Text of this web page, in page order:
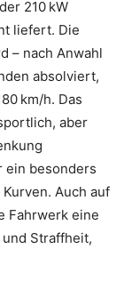
210 kW
liefert. Die
– nach Anwahl
absolviert,
km/h. Das
aber
ein besonders
Auch auf
Fahrwerk eine
Straffheit,